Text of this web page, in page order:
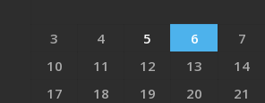
3
4 5 6 7
10
11 12 13 14
17
18 19 20 21